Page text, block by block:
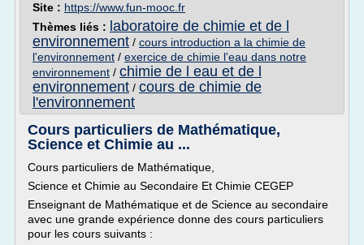
Site : https://www.fun-mooc.fr
Thèmes liés : laboratoire de chimie et de l
environnement / cours introduction a la chimie de
l'environnement / exercice de chimie l'eau dans notre
environnement / chimie de l eau et de l
environnement / cours de chimie de
l'environnement
Cours particuliers de Mathématique,
Science et Chimie au ...
Cours particuliers de Mathématique,
Science et Chimie au Secondaire Et Chimie CEGEP
Enseignant de Mathématique et de Science au secondaire
avec une grande expérience donne des cours particuliers
pour les cours suivants :